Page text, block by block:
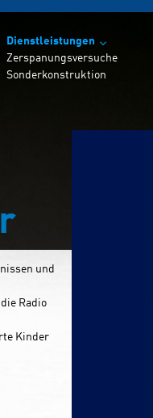
Dienstleistungen
Zerspanungsversuche
Sonderkonstruktion
und
Radio
Kinder